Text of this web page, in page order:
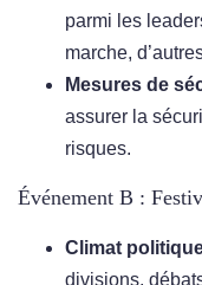
parmi les
marche,
Mesures de
assurer la
risques.
Événement B :
Climat
divisions,